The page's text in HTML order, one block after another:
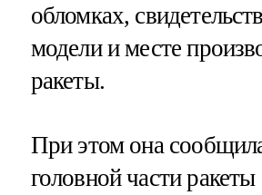
обломках,
модели и месте
ракеты.
При этом она
головной части ракеты